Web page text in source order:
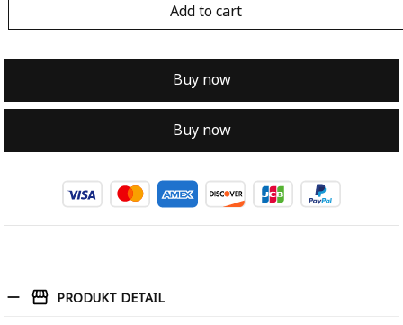
Add to cart
Buy now
Buy now
PRODUKT DETAIL